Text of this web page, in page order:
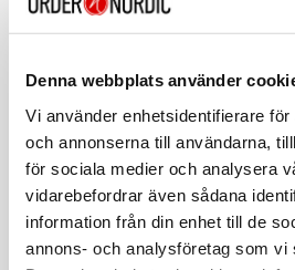
Denna webbplats använder
Vi använder enhetsidentifierare
och annonserna till användarna,
för sociala medier och analysera
vidarebefordrar även sådana
information från din enhet till de
annons- och analysföretag som vi
Show all products of SportMe
Specification
Description
MPN: 4581